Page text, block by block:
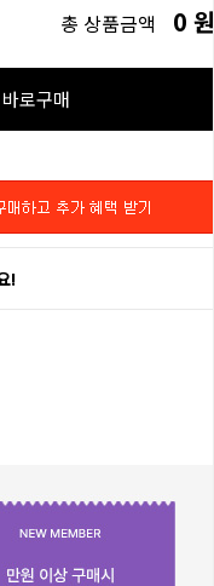
총 상품금액 0 원
바로구매
!